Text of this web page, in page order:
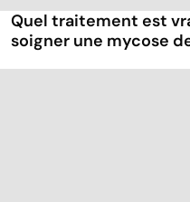
Quel traitement est
soigner une mycose